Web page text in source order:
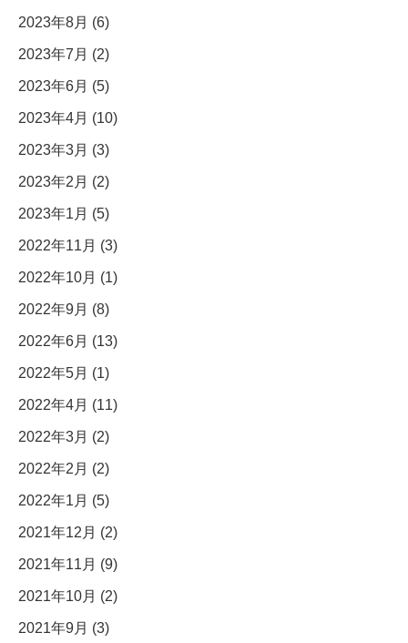
2023年8月 (6)
2023年7月 (2)
2023年6月 (5)
2023年4月 (10)
2023年3月 (3)
2023年2月 (2)
2023年1月 (5)
2022年11月 (3)
2022年10月 (1)
2022年9月 (8)
2022年6月 (13)
2022年5月 (1)
2022年4月 (11)
2022年3月 (2)
2022年2月 (2)
2022年1月 (5)
2021年12月 (2)
2021年11月 (9)
2021年10月 (2)
2021年9月 (3)